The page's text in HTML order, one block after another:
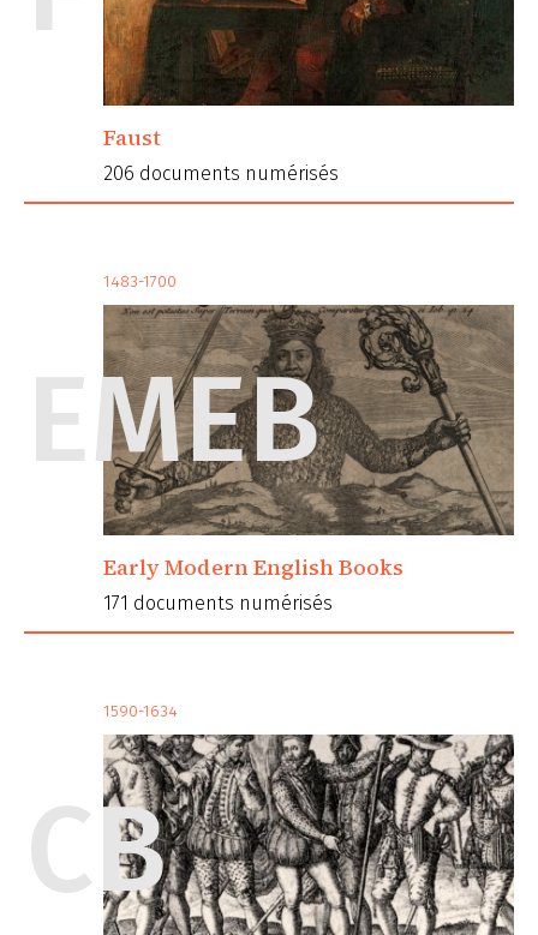
Faust
206 documents numérisés
1483-1700
EMEB
Early Modern English Books
171 documents numérisés
1590-1634
CB